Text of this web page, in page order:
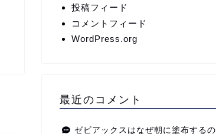
投稿フィード
コメントフィード
WordPress.org
最近のコメント
ゼビアックスはなぜ朝に塗布するの